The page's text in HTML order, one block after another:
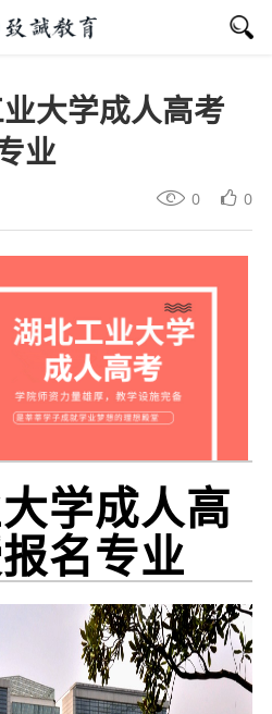
大学成人高考
业
0 0
学成人高
名专业